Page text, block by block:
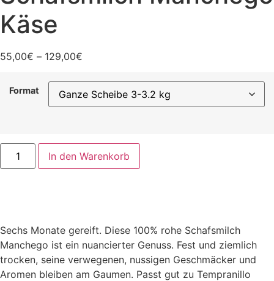
Käse
55,00€ – 129,00€
bis
129,00€
Format
Arquespal
Roher
Schafsmilch
In den Warenkorb
Sechs Monate gereift. Diese 100% rohe Schafsmilch
Manchego ist ein nuancierter Genuss. Fest und ziemlich
trocken, seine verwegenen, nussigen Geschmäcker und
Aromen bleiben am Gaumen. Passt gut zu Tempranillo